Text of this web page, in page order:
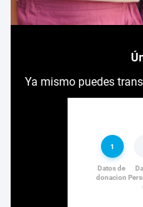
Ya mismo puedes